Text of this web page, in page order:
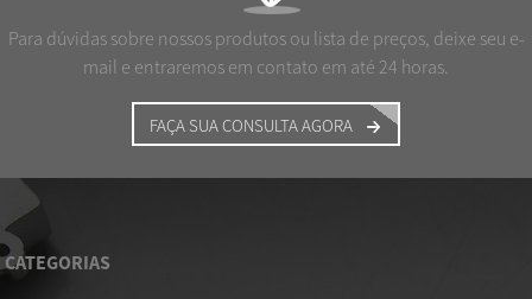
Para dúvidas sobre nossos produtos ou lista de preços, deixe seu e-
mail e entraremos em contato em até 24 horas.
FAÇA SUA CONSULTA AGORA
CATEGORIAS